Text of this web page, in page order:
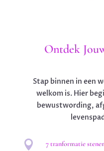
Ontdek
Stap binnen in een
welkom is. Hier
bewustwording,
 7 tranformatie